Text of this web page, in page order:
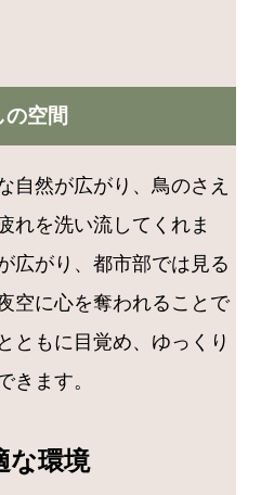
の空間
自然が広がり、鳥のさえ
れを洗い流してくれま
広がり、都市部では見る
空に心を奪われることで
ともに目覚め、ゆっくり
きます。
な環境